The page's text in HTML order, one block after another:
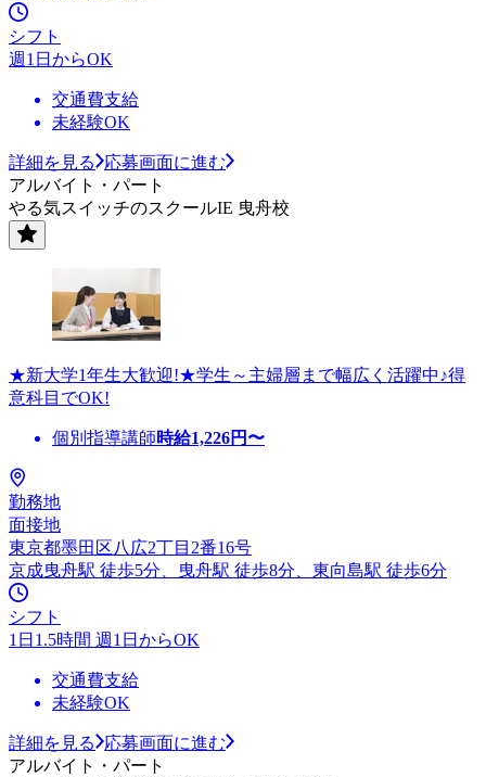
シフト
週1日からOK
交通費支給
未経験OK
詳細を見る
応募画面に進む
アルバイト・パート
やる気スイッチのスクールIE 曳舟校
★新大学1年生大歓迎!★学生～主婦層まで幅広く活躍中♪得
意科目でOK!
個別指導講師時給1,226円〜
勤務地
面接地
東京都墨田区八広2丁目2番16号
京成曳舟駅 徒歩5分、曳舟駅 徒歩8分、東向島駅 徒歩6分
シフト
1日1.5時間 週1日からOK
交通費支給
未経験OK
詳細を見る
応募画面に進む
アルバイト・パート